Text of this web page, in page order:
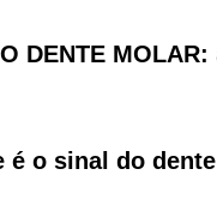
DENTE MOLAR:
é o sinal do